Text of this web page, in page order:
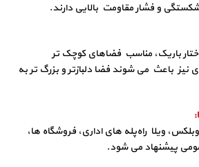
و فشار مقاومت بالایی دارند.
باریک، مناسب فضاهای کوچک‌ تر
باعث می‌ شوند فضا دلبازتر و بزرگ‌ تر به‌
:
ویلا راه‌پله‌ های اداری، فروشگاه‌ ها،
پیشنهاد می شود.